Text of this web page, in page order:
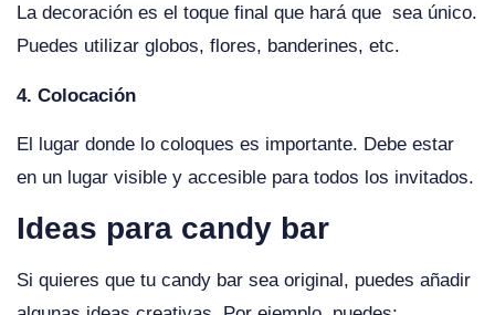
La decoración es el toque final que hará que sea único.
Puedes utilizar globos, flores, banderines, etc.
4. Colocación
El lugar donde lo coloques es importante. Debe estar
en un lugar visible y accesible para todos los invitados.
Ideas para candy bar
Si quieres que tu candy bar sea original, puedes añadir